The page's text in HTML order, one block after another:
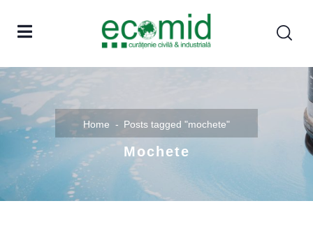
Home Posts tagged "mochete"
Mochete